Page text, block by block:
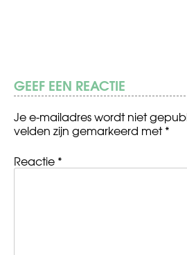
GEEF EEN REACTIE
Je e-mailadres wordt niet
velden zijn gemarkeerd met*
Reactie *